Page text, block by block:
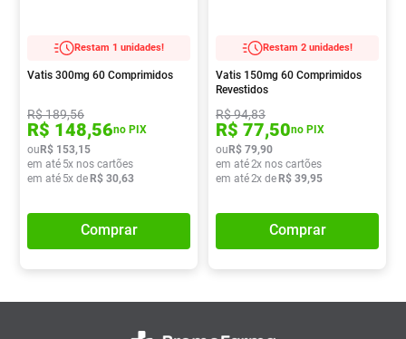
Restam 1 unidades!
Vatis 300mg 60 Comprimidos
R$189,56
R$ 148,56no PIX
ouR$ 153,15
em até 5x nos cartões
em até 5x deR$ 30,63
Comprar
Restam 2 unidades!
Vatis 150mg 60 Comprimidos
Revestidos
R$94,83
R$ 77,50no PIX
ouR$ 79,90
em até2x nos cartões
em até2x deR$ 39,95
Comprar
10º Lavitan